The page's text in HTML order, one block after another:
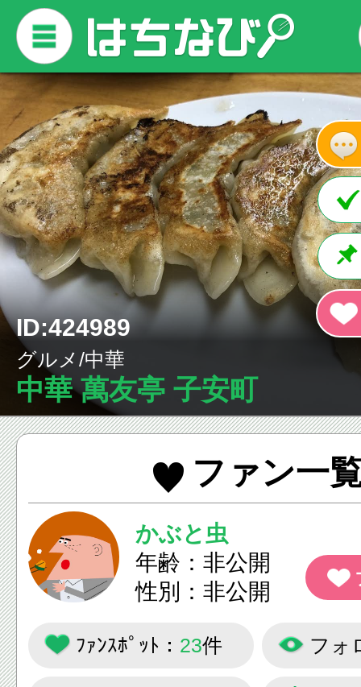
ID:424989
グルメ/中華
中華 萬友亭 子安町
ファン一
かぶと虫
年齢：非公開
性別：非公開
ﾌｧﾝｽﾎﾟｯﾄ： 23件 フォ